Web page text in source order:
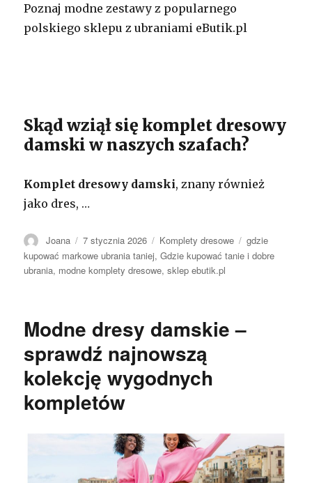
Poznaj modne zestawy z popularnego
polskiego sklepu z ubraniami eButik.pl
Skąd wziął się komplet dresowy
damski w naszych szafach?
Komplet dresowy damski, znany również
jako dres, …
Autor
Joana Opublikowano
7 stycznia 2026 Kategorie
Komplety dresowe Tagi
gdzie
kupować markowe ubrania taniej,Gdzie kupować tanie i dobre
ubrania, modne komplety dresowe,sklep ebutik.pl
Modne dresy damskie –
sprawdź najnowszą
kolekcję wygodnych
kompletów